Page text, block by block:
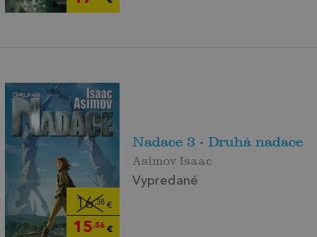
16,38€
15,56€
Nadace 3 - Druhá nadace
Asimov Isaac
Vypredané